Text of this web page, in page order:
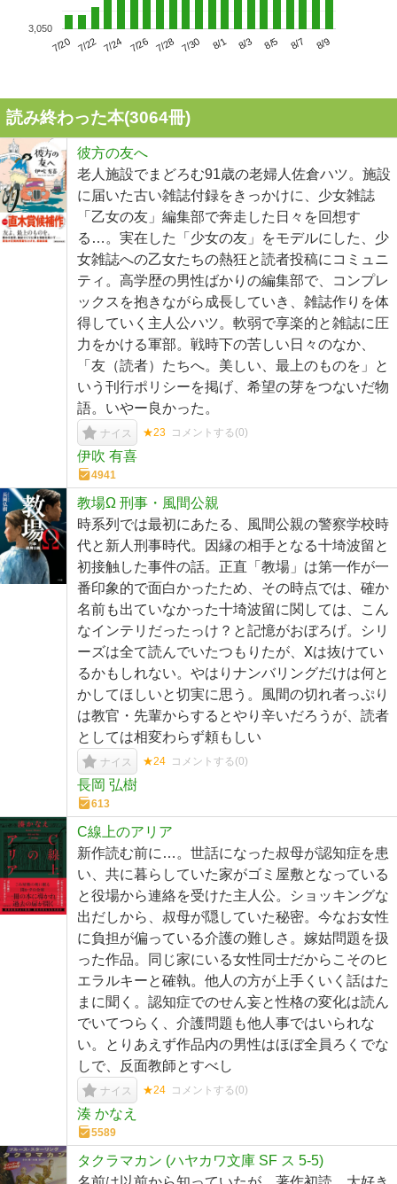
7/20 7/22 7/24 7/26 7/28 7/30 8/1 8/3 8/5 8/7 8/9
3,050
読み終わった本(3064冊)
彼方の友へ
老人施設でまどろむ91歳の老婦人佐倉ハツ。施設
に届いた古い雑誌付録をきっかけに、少女雑誌
「乙女の友」編集部で奔走した日々を回想す
る…。実在した「少女の友」をモデルにした、少
女雑誌への乙女たちの熱狂と読者投稿にコミュニ
ティ。高学歴の男性ばかりの編集部で、コンプレ
ックスを抱きながら成長していき、雑誌作りを体
得していく主人公ハツ。軟弱で享楽的と雑誌に圧
力をかける軍部。戦時下の苦しい日々のなか、
「友（読者）たちへ。美しい、最上のものを」と
いう刊行ポリシーを掲げ、希望の芽をつないだ物
語。いやー良かった。
ナイス ★23 コメントする(0)
伊吹 有喜
4941
教場Ω 刑事・風間公親
時系列では最初にあたる、風間公親の警察学校時
代と新人刑事時代。因縁の相手となる十埼波留と
初接触した事件の話。正直「教場」は第一作が一
番印象的で面白かったため、その時点では、確か
名前も出ていなかった十埼波留に関しては、こん
なインテリだったっけ？と記憶がおぼろげ。シリ
ーズは全て読んでいたつもりたが、Ⅹは抜けてい
るかもしれない。やはりナンバリングだけは何と
かしてほしいと切実に思う。風間の切れ者っぷり
は教官・先輩からするとやり辛いだろうが、読者
としては相変わらず頼もしい
ナイス ★24 コメントする(0)
長岡 弘樹
613
C線上のアリア
新作読む前に…。世話になった叔母が認知症を患
い、共に暮らしていた家がゴミ屋敷となっている
と役場から連絡を受けた主人公。ショッキングな
出だしから、叔母が隠していた秘密。今なお女性
に負担が偏っている介護の難しさ。嫁姑問題を扱
った作品。同じ家にいる女性同士だからこそのヒ
エラルキーと確執。他人の方が上手くいく話はた
まに聞く。認知症でのせん妄と性格の変化は読ん
でいてつらく、介護問題も他人事ではいられな
い。とりあえず作品内の男性はほぼ全員ろくでな
しで、反面教師とすべし
ナイス ★24 コメントする(0)
湊 かなえ
5589
タクラマカン (ハヤカワ文庫 SF ス 5-5)